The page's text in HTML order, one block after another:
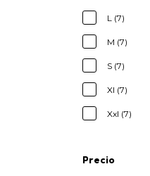
L (7)
M (7)
S (7)
Xl (7)
Xxl (7)
Precio